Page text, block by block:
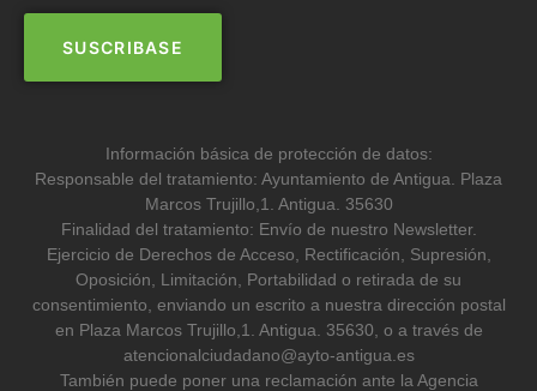
Información básica de protección de datos:
Responsable del tratamiento: Ayuntamiento de Antigua. Plaza
Marcos Trujillo,1. Antigua. 35630
Finalidad del tratamiento: Envío de nuestro Newsletter.
Ejercicio de Derechos de Acceso, Rectificación, Supresión,
Oposición, Limitación, Portabilidad o retirada de su
consentimiento, enviando un escrito a nuestra dirección postal
en Plaza Marcos Trujillo,1. Antigua. 35630, o a través de
atencionalciudadano@ayto-antigua.es
También puede poner una reclamación ante la Agencia